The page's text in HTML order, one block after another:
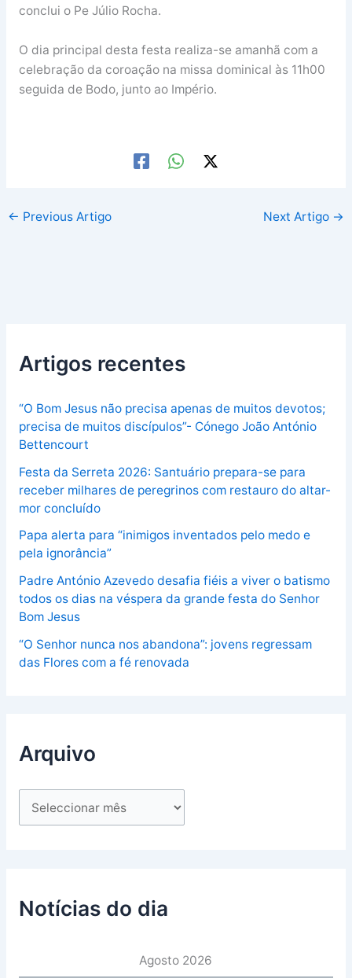
conclui o Pe Júlio Rocha.
O dia principal desta festa realiza-se amanhã com a
celebração da coroação na missa dominical às 11h00
seguida de Bodo, junto ao Império.
← Previous Artigo Next Artigo →
Artigos recentes
“O Bom Jesus não precisa apenas de muitos devotos;
precisa de muitos discípulos”- Cónego João António
Bettencourt
Festa da Serreta 2026: Santuário prepara-se para
receber milhares de peregrinos com restauro do altar-
mor concluído
Papa alerta para “inimigos inventados pelo medo e
pela ignorância”
Padre António Azevedo desafia fiéis a viver o batismo
todos os dias na véspera da grande festa do Senhor
Bom Jesus
“O Senhor nunca nos abandona”: jovens regressam
das Flores com a fé renovada
Arquivo
Notícias do dia
Agosto 2026